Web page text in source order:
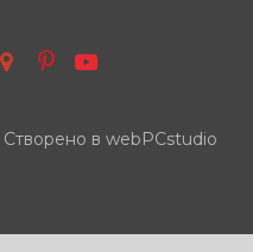
Створено в webPCstudio